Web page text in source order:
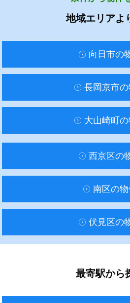
地域エリアよ
向日市の
長岡京市
大山崎町
西京区の
南区の
伏見区の
最寄駅から